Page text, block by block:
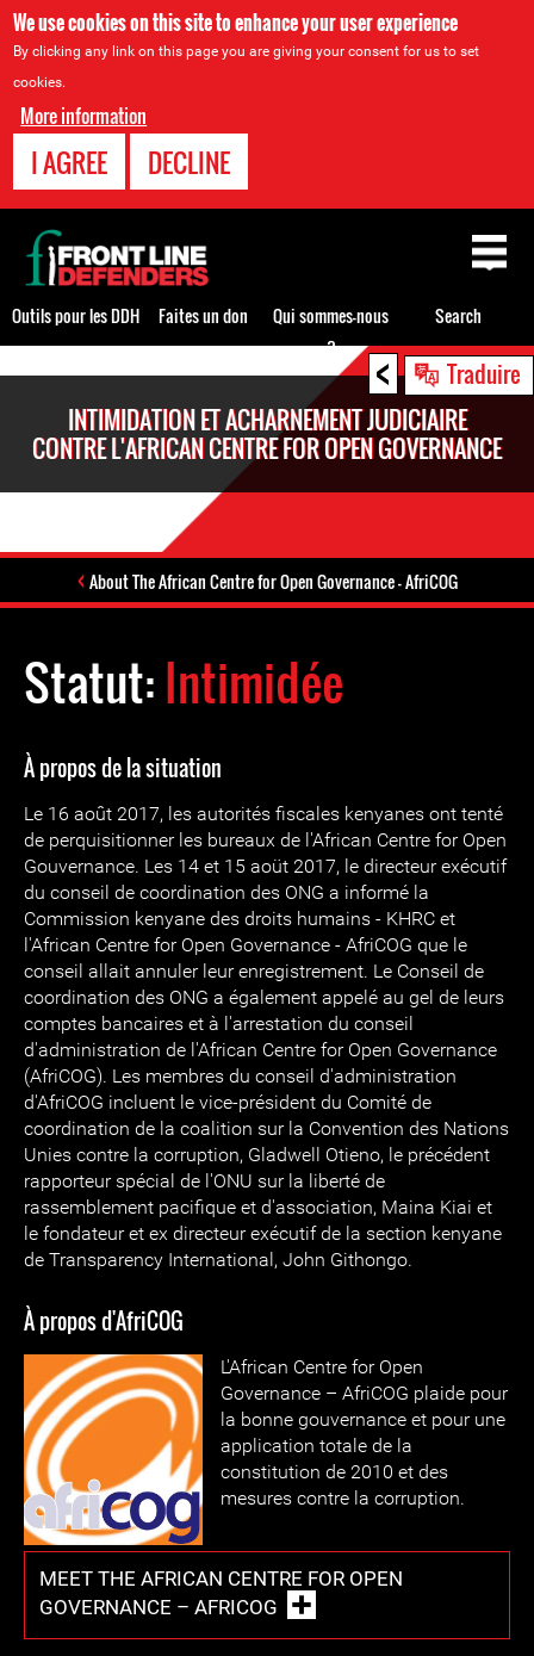
We use cookies on this site to enhance your user experience
By clicking any link on this page you are giving your consent for us to set
cookies.
More information
I AGREE DECLINE
< Traduire
INTIMIDATION ET ACHARNEMENT JUDICIAIRE
CONTRE L'AFRICAN CENTRE FOR OPEN GOVERNANCE
About The African Centre for Open Governance – AfriCOG
Statut:Intimidée
À propos de la situation
Le 16 août 2017, les autorités fiscales kenyanes ont tenté
de perquisitionner les bureaux de l'African Centre for Open
Gouvernance. Les 14 et 15 aoüt 2017, le directeur exécutif
du conseil de coordination des ONG a informé la
Commission kenyane des droits humains - KHRC et
l'African Centre for Open Governance - AfriCOG que le
conseil allait annuler leur enregistrement. Le Conseil de
coordination des ONG a également appelé au gel de leurs
comptes bancaires et à l'arrestation du conseil
d'administration de l'African Centre for Open Governance
(AfriCOG). Les membres du conseil d'administration
d'AfriCOG incluent le vice-président du Comité de
coordination de la coalition sur la Convention des Nations
Unies contre la corruption, Gladwell Otieno, le précédent
rapporteur spécial de l'ONU sur la liberté de
rassemblement pacifique et d'association, Maina Kiai et
le fondateur et ex directeur exécutif de la section kenyane
de Transparency International, John Githongo.
À propos d'AfriCOG
L'African Centre for Open
Governance – AfriCOG plaide pour
la bonne gouvernance et pour une
application totale de la
constitution de 2010 et des
mesures contre la corruption.
MEET THE AFRICAN CENTRE FOR OPEN
GOVERNANCE – AFRICOG
Back
to
top
Outils pour les DDH Faites un don
Qui sommes-nous
?
Search